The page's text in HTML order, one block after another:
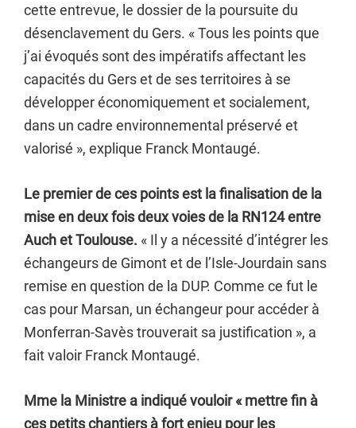
cette entrevue, le dossier de la poursuite du
désenclavement du Gers. « Tous les points que
j’ai évoqués sont des impératifs affectant les
capacités du Gers et de ses territoires à se
développer économiquement et socialement,
dans un cadre environnemental préservé et
valorisé », explique Franck Montaugé.
Le premier de ces points est la finalisation de la
mise en deux fois deux voies de la RN124 entre
Auch et Toulouse. « Il y a nécessité d’intégrer les
échangeurs de Gimont et de l’Isle-Jourdain sans
remise en question de la DUP. Comme ce fut le
cas pour Marsan, un échangeur pour accéder à
Monferran-Savès trouverait sa justification », a
fait valoir Franck Montaugé.
Mme la Ministre a indiqué vouloir « mettre fin à
ces petits chantiers à fort enjeu pour les